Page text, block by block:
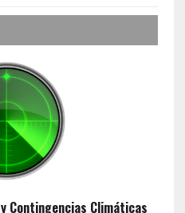
Contingencias Climáticas